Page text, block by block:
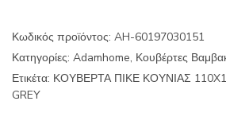
DINO
GREY
ποσότητα
Κωδικός προϊόντος: AH-60197030151
Κατηγορίες: Adamhome, Κουβέρτες
Ετικέτα: ΚΟΥΒΕΡΤΑ ΠΙΚΕ ΚΟΥΝΙΑΣ
GREY